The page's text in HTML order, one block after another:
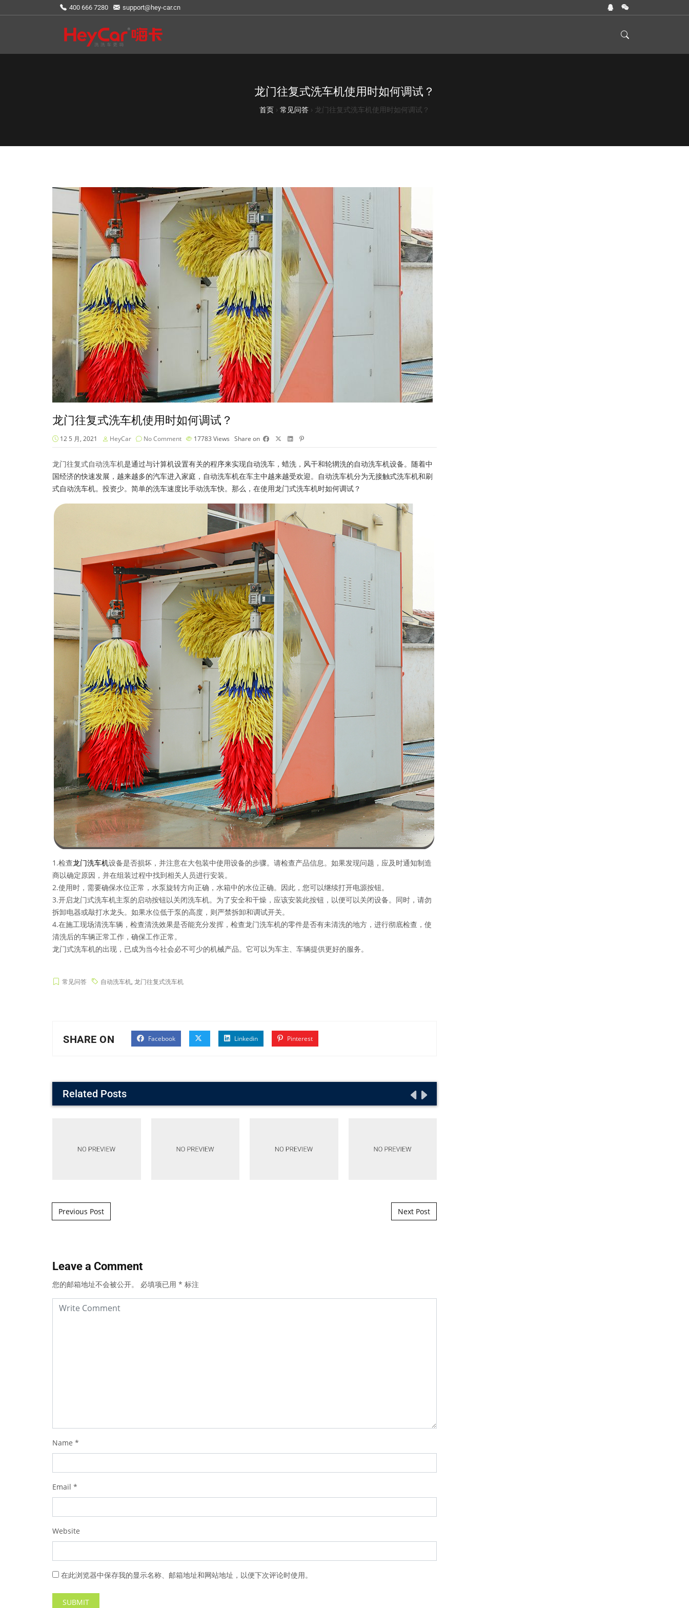
400 666 7280 support@hey-car.cn
龙门往复式洗车机使用时如何调试？
首页 › 常见问答 › 龙门往复式洗车机使用时如何调试？
龙门往复式洗车机使用时如何调试？
12 5 月, 2021 HeyCar No Comment 17783 Views Share on
龙门往复式自动洗车机是通过与计算机设置有关的程序来实现自动洗车，蜡洗，风干和轮辋洗的自动洗车机设备。随着中
国经济的快速发展，越来越多的汽车进入家庭，自动洗车机在车主中越来越受欢迎。自动洗车机分为无接触式洗车机和刷
式自动洗车机。投资少。简单的洗车速度比手动洗车快。那么，在使用龙门式洗车机时如何调试？
1.检查龙门洗车机设备是否损坏，并注意在大包装中使用设备的步骤。请检查产品信息。如果发现问题，应及时通知制造
商以确定原因，并在组装过程中找到相关人员进行安装。
2.使用时，需要确保水位正常，水泵旋转方向正确，水箱中的水位正确。因此，您可以继续打开电源按钮。
3.开启龙门式洗车机主泵的启动按钮以关闭洗车机。为了安全和干燥，应该安装此按钮，以便可以关闭设备。同时，请勿
拆卸电器或敲打水龙头。如果水位低于泵的高度，则严禁拆卸和调试开关。
4.在施工现场清洗车辆，检查清洗效果是否能充分发挥，检查龙门洗车机的零件是否有未清洗的地方，进行彻底检查，使
清洗后的车辆正常工作，确保工作正常。
龙门式洗车机的出现，已成为当今社会必不可少的机械产品。它可以为车主、车辆提供更好的服务。
常见问答 自动洗车机, 龙门往复式洗车机
SHARE ON Facebook Linkedin Pinterest
Related Posts
Post navigation
Previous Post Next Post
Leave a Comment
您的邮箱地址不会被公开。 必填项已用 * 标注
Name *
Email *
Website
在此浏览器中保存我的显示名称、邮箱地址和网站地址，以便下次评论时使用。